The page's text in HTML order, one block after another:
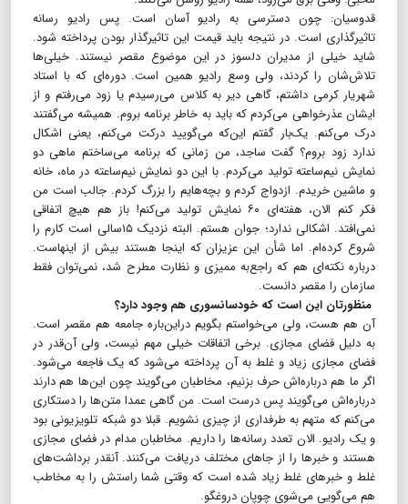
قدوسیان: چون دسترسی به رادیو آسان است. پس رادیو رسانه
تاثیرگذاری است. در نتیجه باید قیمت این تاثیرگذار بودن پرداخته شود.
شاید خیلی از مدیران دلسوز در این موضوع مقصر نیستند. خیلی‌ها
تلاش‌شان را کردند، ولی وسع رادیو همین است. دوره‌ای که با استاد
شهریار کرمی داشتم، گاهی دیر به کلاس می‌رسیدم یا زود می‌رفتم و از
ایشان عذرخواهی می‌کردم که باید به خاطر برنامه بروم. همیشه می‌گفتند
درک می‌کنم. یک‌بار گفتم این‌که می‌گویید درکت می‌کنم، یعنی اشکال
ندارد زود بروم؟ گفت ساجد، من زمانی که برنامه می‌ساختم ماهی دو
نمایش نیم‌ساعته تولید می‌کردم. با این دو نمایش نیم‌ساعته در ماه، خانه
و ماشین خریدم. ازدواج کردم و بچه‌هایم را بزرگ کردم. جالب است من
فکر کنم الان، هفته‌ای ۶۰ نمایش تولید می‌کنم! باز هم هیچ اتفاقی
نمی‌افتد. اشکالی ندارد؛ جوان هستم. البته نزدیک ۱۵سالی است کارم را
شروع کرده‌ام. اما شأن این عزیزان که اینجا هستند بیش از اینهاست.
درباره نکته‌ای هم که راجع‌به ممیزی و نظارت مطرح شد،‌ نمی‌توان فقط
سازمان را مقصر دانست.
منظورتان این است که خودسانسوری هم وجود دارد؟
آن هم هست، ولی می‌خواستم بگویم دراین‌باره جامعه هم مقصر است.
به دلیل فضای مجازی. برخی اتفاقات خیلی مهم نیست، ولی آن‌قدر در
فضای مجازی زیاد و غلط به آن پرداخته می‌شود که یک فاجعه می‌شود.
اگر ما هم درباره‌اش حرف بزنیم، مخاطبان می‌گویند چون این‌ها هم دارند
درباره‌اش می‌گویند پس درست است. من گاهی عمدا متن‌ها را دستکاری
می‌کنم که متهم به طرفداری از چیزی نشویم. قبلا دو شبکه تلویزیونی بود
و یک رادیو. الان تعدد رسانه‌ها را داریم. مخاطبان مدام در فضای مجازی
هستند و خبرها را از جاهای مختلف دریافت می‌کنند. آنقدر برداشت‌های
غلط و خبرهای غلط زیاد شده است که وقتی شما راستش را به مخاطب
هم می‌گویی می‌شوی چوپان دروغگو.